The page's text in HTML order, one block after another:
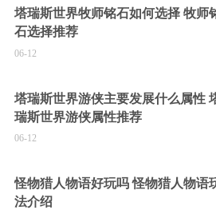
塔瑞斯世界牧师铭石如何选择 牧师
石选择推荐
06-12
塔瑞斯世界游侠主要发展什么属性
瑞斯世界游侠属性推荐
06-12
怪物猎人物语好玩吗 怪物猎人物语
法介绍